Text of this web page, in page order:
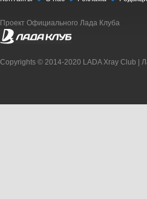
Проект Официального Лада Клуба
Copyrights © 2014-2020 LADA Xray Club |